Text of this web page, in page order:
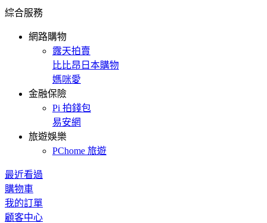
綜合服務
網路購物
露天拍賣
比比昂日本購物
媽咪愛
金融保險
Pi 拍錢包
易安網
旅遊娛樂
PChome 旅遊
最近看過
購物車
我的訂單
顧客中心